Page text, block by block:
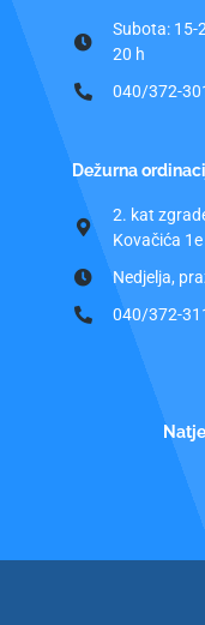
Subota: 15-
20 h
040/372-
Dežurna
2. kat
Kovačića 1e
Nedjelja,
040/372-